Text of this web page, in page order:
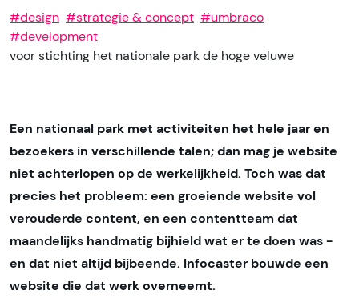
#design #strategie & concept #umbraco
#development
voor stichting het nationale park de hoge veluwe
Een nationaal park met activiteiten het hele jaar en
bezoekers in verschillende talen; dan mag je website
niet achterlopen op de werkelijkheid. Toch was dat
precies het probleem: een groeiende website vol
verouderde content, en een contentteam dat
maandelijks handmatig bijhield wat er te doen was -
en dat niet altijd bijbeende. Infocaster bouwde een
website die dat werk overneemt.